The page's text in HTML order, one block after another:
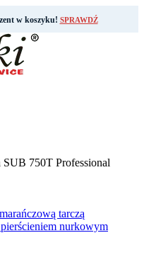
w koszyku! SPRAWDŹ
SUB 750T Professional